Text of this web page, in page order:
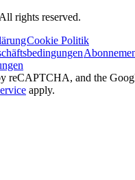
rights reserved.
Cookie Politik
reCAPTCHA, and the
apply.